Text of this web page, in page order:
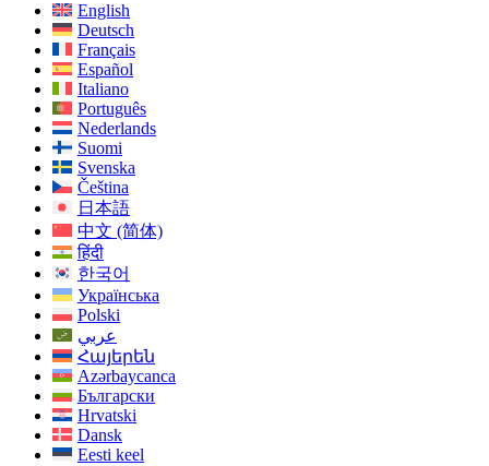
English
Deutsch
Français
Español
Italiano
Português
Nederlands
Suomi
Svenska
Čeština
日本語
中文 (简体)
हिंदी
한국어
Українська
Polski
عربي
Հայերեն
Azərbaycanca
Български
Hrvatski
Dansk
Eesti keel